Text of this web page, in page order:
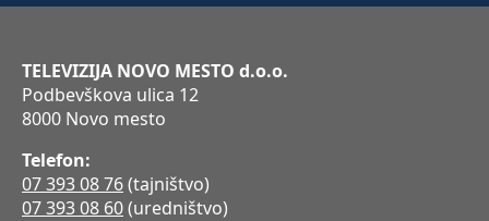
TELEVIZIJA NOVO MESTO d.o.o.
Podbevškova ulica 12
8000 Novo mesto
Telefon:
07 393 08 76(tajništvo)
07 393 08 60(uredništvo)